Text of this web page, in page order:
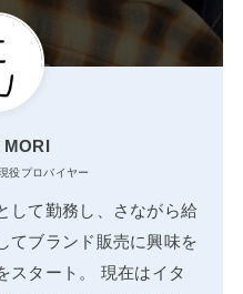
MORI
役プロバイヤー
して勤務し、さながら給
てブランド販売に興味を
スタート。 現在はイタ